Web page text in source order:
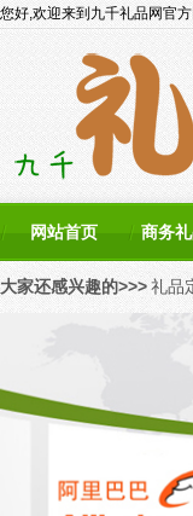
网站首页 商务
您好,欢迎来到九千礼品网官
大家还感兴趣的>>>礼品